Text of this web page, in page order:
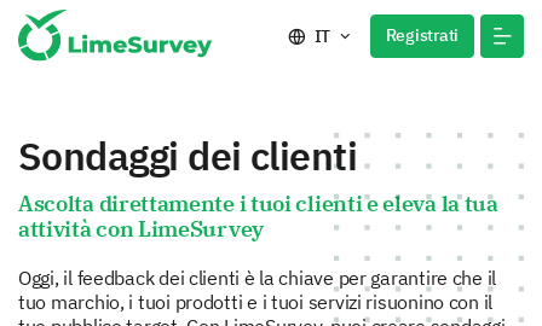
IT Registrati
Sondaggi dei clienti
Ascolta direttamente i tuoi clienti e eleva la tua
attività con LimeSurvey
Oggi, il feedback dei clienti è la chiave per garantire che il
tuo marchio, i tuoi prodotti e i tuoi servizi risuonino con il